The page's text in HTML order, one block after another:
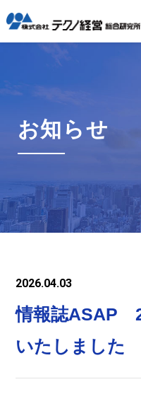
お知らせ
2026.04.03
情報誌ASAP
いたしました